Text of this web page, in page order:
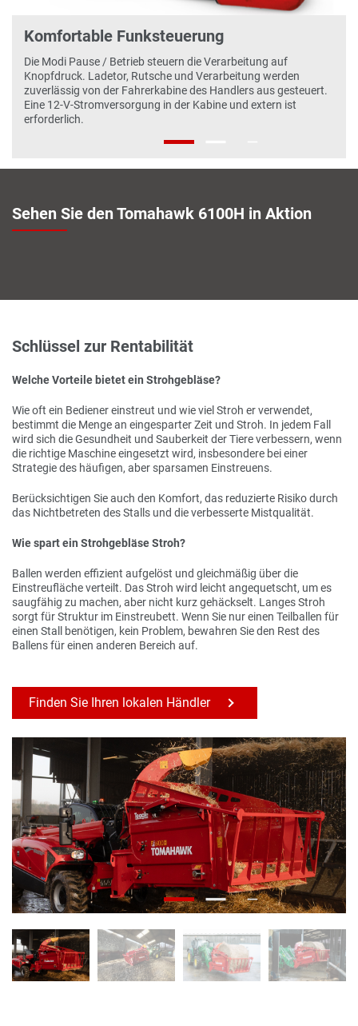
Komfortable Funksteuerung
Die Modi Pause / Betrieb steuern die Verarbeitung auf
Knopfdruck. Ladetor, Rutsche und Verarbeitung werden
zuverlässig von der Fahrerkabine des Handlers aus gesteuert.
Eine 12-V-Stromversorgung in der Kabine und extern ist
erforderlich.
Sehen Sie den Tomahawk 6100H in Aktion
Schlüssel zur Rentabilität
Welche Vorteile bietet ein Strohgebläse?
Wie oft ein Bediener einstreut und wie viel Stroh er verwendet,
bestimmt die Menge an eingesparter Zeit und Stroh. In jedem Fall
wird sich die Gesundheit und Sauberkeit der Tiere verbessern, wenn
die richtige Maschine eingesetzt wird, insbesondere bei einer
Strategie des häufigen, aber sparsamen Einstreuens.
Berücksichtigen Sie auch den Komfort, das reduzierte Risiko durch
das Nichtbetreten des Stalls und die verbesserte Mistqualität.
Wie spart ein Strohgebläse Stroh?
Ballen werden effizient aufgelöst und gleichmäßig über die
Einstreufläche verteilt. Das Stroh wird leicht angequetscht, um es
saugfähig zu machen, aber nicht kurz gehäckselt. Langes Stroh
sorgt für Struktur im Einstreubett. Wenn Sie nur einen Teilballen für
einen Stall benötigen, kein Problem, bewahren Sie den Rest des
Ballens für einen anderen Bereich auf.
Finden Sie Ihren lokalen Händler